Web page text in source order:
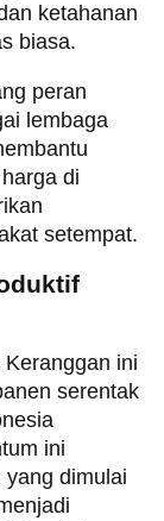
ketahanan
biasa.
peran
lembaga
di
setempat.
ini
serentak
ini
yang dimulai